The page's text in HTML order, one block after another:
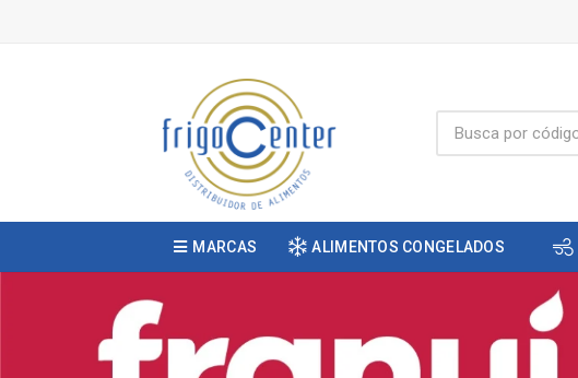
MARCAS ALIMENTOS CONGELADOS